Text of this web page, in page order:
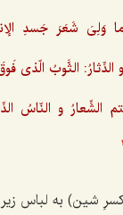
وَلِیَ شَعَرَ جَسدِ
الدِّثارُ: الثَّوبُ الّذی
الشِّعارُ و النّاسُ
1
شین) به لباس